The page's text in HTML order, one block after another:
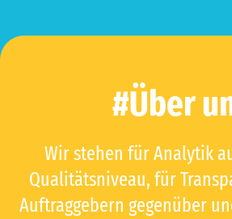
#Über
Wir stehen für Analytik
Qualitätsniveau, für
Auftraggebern gegenüber